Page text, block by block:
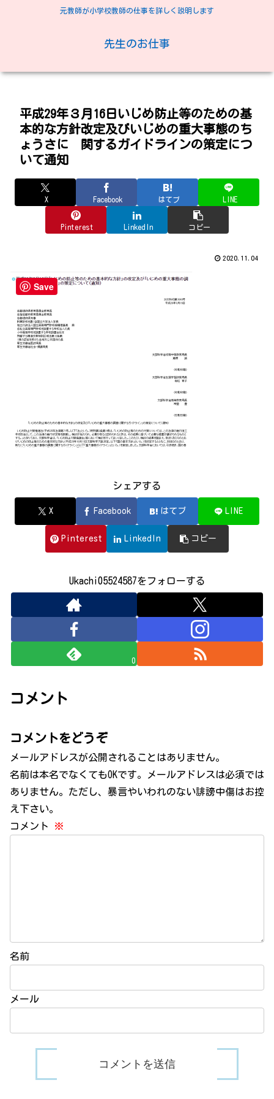
元教師が小学校教師の仕事を詳しく説明します
先生のお仕事
平成29年３月16日いじめ防止等のための基
本的な方針改定及びいじめの重大事態のち
ょうさに 関するガイドラインの策定につ
いて通知
X Facebook はてブ LINE
Pinterest LinkedIn コピー
2020.11.04
シェアする
X Facebook はてブ LINE
Pinterest LinkedIn コピー
Ukachi05524587をフォローする
0
コメント
コメントをどうぞ
メールアドレスが公開されることはありません。
名前は本名でなくてもOKです。メールアドレスは必須では
ありません。ただし、暴言やいわれのない誹謗中傷はお控
え下さい。
コメント
※
名前
メール
Save